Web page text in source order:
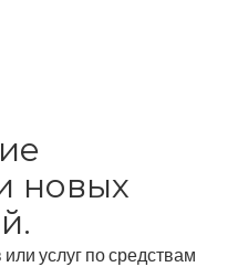
новых
услуг по средствам